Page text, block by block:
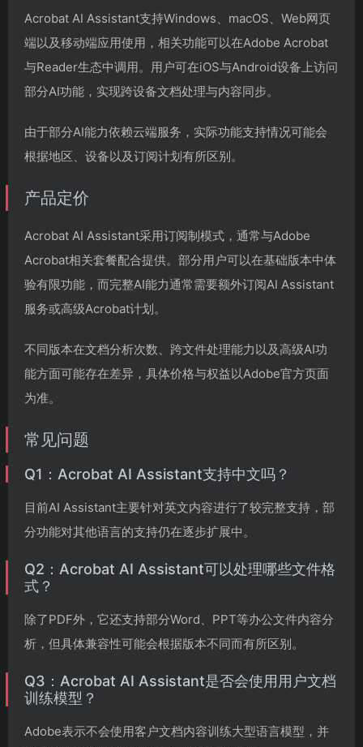
Acrobat AI Assistant支持Windows、macOS、Web网页
端以及移动端应用使用，相关功能可以在Adobe Acrobat
与Reader生态中调用。用户可在iOS与Android设备上访问
部分AI功能，实现跨设备文档处理与内容同步。
由于部分AI能力依赖云端服务，实际功能支持情况可能会
根据地区、设备以及订阅计划有所区别。
产品定价
Acrobat AI Assistant采用订阅制模式，通常与Adobe
Acrobat相关套餐配合提供。部分用户可以在基础版本中体
验有限功能，而完整AI能力通常需要额外订阅AI Assistant
服务或高级Acrobat计划。
不同版本在文档分析次数、跨文件处理能力以及高级AI功
能方面可能存在差异，具体价格与权益以Adobe官方页面
为准。
常见问题
Q1：Acrobat AI Assistant支持中文吗？
目前AI Assistant主要针对英文内容进行了较完整支持，部
分功能对其他语言的支持仍在逐步扩展中。
Q2：Acrobat AI Assistant可以处理哪些文件格
式？
除了PDF外，它还支持部分Word、PPT等办公文件内容分
析，但具体兼容性可能会根据版本不同而有所区别。
Q3：Acrobat AI Assistant是否会使用用户文档
训练模型？
Adobe表示不会使用客户文档内容训练大型语言模型，并